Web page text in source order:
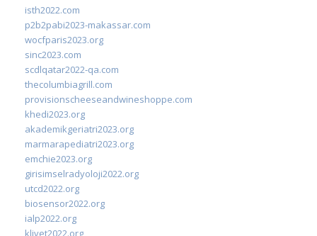
isth2022.com
p2b2pabi2023-makassar.com
wocfparis2023.org
sinc2023.com
scdlqatar2022-qa.com
thecolumbiagrill.com
provisionscheeseandwineshoppe.com
khedi2023.org
akademikgeriatri2023.org
marmarapediatri2023.org
emchie2023.org
girisimselradyoloji2022.org
utcd2022.org
biosensor2022.org
ialp2022.org
klivet2022.org